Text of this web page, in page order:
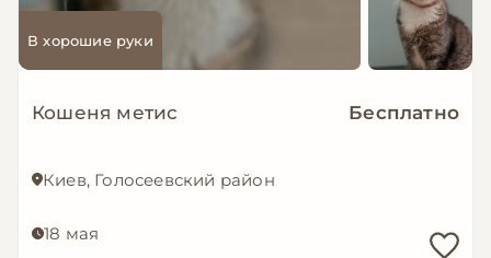
В хорошие руки
Кошеня метис Бесплатно
Киев, Голосеевский район
18 мая